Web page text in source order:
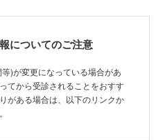
についてのご注意
)が変更になっている場合があ
てから受診されることをおすす
がある場合は、以下のリンクか